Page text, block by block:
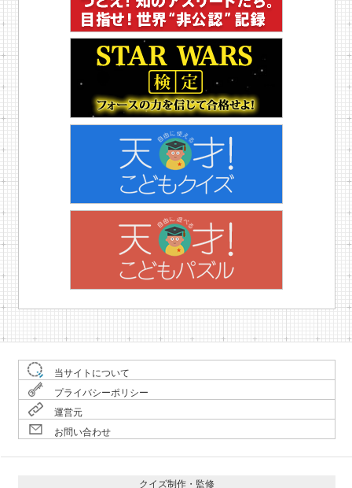
当サイトについて
プライバシーポリシー
運営元
お問い合わせ
クイズ制作・監修